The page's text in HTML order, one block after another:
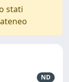
stati
ND